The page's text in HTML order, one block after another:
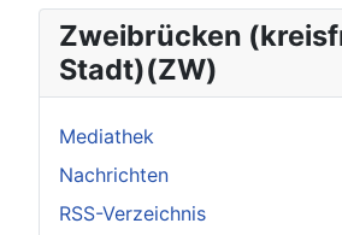
Zweibrücken
Stadt)(ZW)
Mediathek
Nachrichten
RSS-Verzeichnis